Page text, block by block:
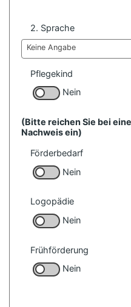
2. Sprache
Keine Angabe
Pflegekind
Nein
(Bitte reichen Sie bei
Nachweis ein)
Förderbedarf
Nein
Logopädie
Nein
Frühförderung
Nein